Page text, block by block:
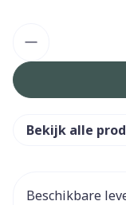
Bekijk alle
Beschikbare